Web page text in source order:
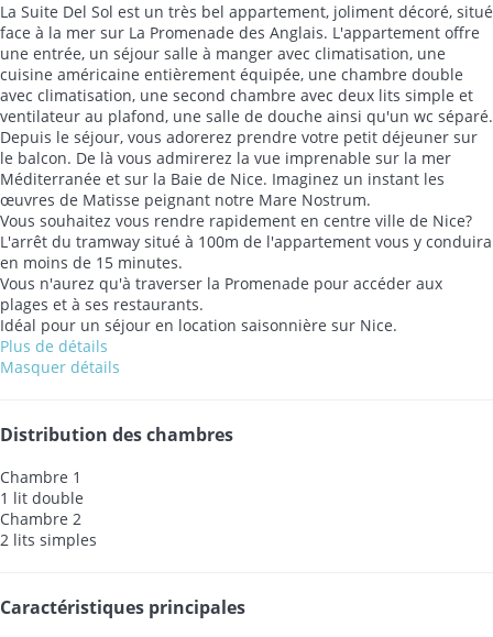
La Suite Del Sol est un très bel appartement, joliment décoré, situé
face à la mer sur La Promenade des Anglais. L'appartement offre
une entrée, un séjour salle à manger avec climatisation, une
cuisine américaine entièrement équipée, une chambre double
avec climatisation, une second chambre avec deux lits simple et
ventilateur au plafond, une salle de douche ainsi qu'un wc séparé.
Depuis le séjour, vous adorerez prendre votre petit déjeuner sur
le balcon. De là vous admirerez la vue imprenable sur la mer
Méditerranée et sur la Baie de Nice. Imaginez un instant les
œuvres de Matisse peignant notre Mare Nostrum.
Vous souhaitez vous rendre rapidement en centre ville de Nice?
L'arrêt du tramway situé à 100m de l'appartement vous y conduira
en moins de 15 minutes.
Vous n'aurez qu'à traverser la Promenade pour accéder aux
plages et à ses restaurants.
Idéal pour un séjour en location saisonnière sur Nice.
Plus de détails
Masquer détails
Distribution des chambres
Chambre 1
1 lit double
Chambre 2
2 lits simples
Caractéristiques principales